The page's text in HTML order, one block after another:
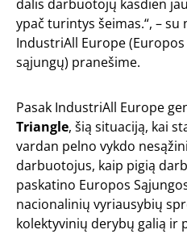
dalis darbuotojų kasdien
ypač turintys šeimas.“, –
IndustriAll Europe
sąjungų) pranešime.
Pasak IndustriAll Europe
Triangle, šią situaciją, kai
vardan pelno vykdo
darbuotojus, kaip pigią
paskatino Europos
nacionalinių vyriausybių
kolektyvinių derybų galią ir